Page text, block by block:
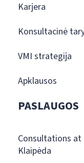
Karjera
Konsultacinė
VMI strategija
Apklausos
PASLAUGOS
Consultations
Klaipėda